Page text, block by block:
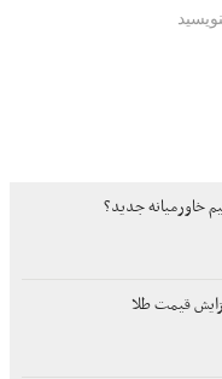
خاورمیانه جدید؟
قیمت طلا